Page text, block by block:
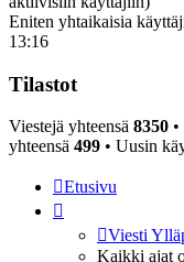
Eniten yhtaikaisia
13:16
Tilastot
Viestejä yhteensä 8350
yhteensä 499 • Uusin
Etusivu
Viesti
Kaikki ajat